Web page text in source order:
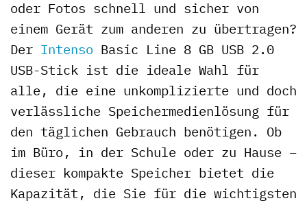
oder Fotos schnell und sicher von
einem Gerät zum anderen zu übertragen?
Der Intenso Basic Line 8 GB USB 2.0
USB-Stick ist die ideale Wahl für
alle, die eine unkomplizierte und doch
verlässliche Speichermedienlösung für
den täglichen Gebrauch benötigen. Ob
im Büro, in der Schule oder zu Hause –
dieser kompakte Speicher bietet die
Kapazität, die Sie für die wichtigsten